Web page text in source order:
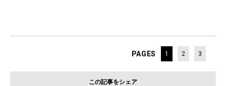
PAGES 1 2 3
この記事をシェア